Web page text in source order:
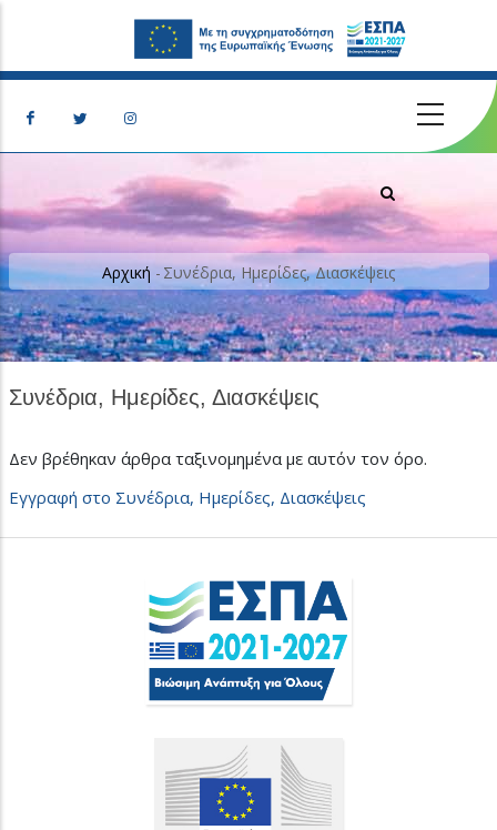
Breadcrumb
Αρχική - Συνέδρια, Ημερίδες, Διασκέψεις
Συνέδρια, Ημερίδες, Διασκέψεις
Δεν βρέθηκαν άρθρα ταξινομημένα με αυτόν τον όρο.
Εγγραφή στο Συνέδρια, Ημερίδες, Διασκέψεις